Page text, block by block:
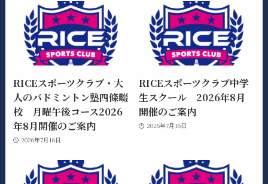
RICEスポーツクラブ・大
人のバドミントン塾四條畷
校 月曜午後コース2026
年8月開催のご案内
2026年7月16日
RICEスポーツクラブ中学
生スクール 2026年8月
開催のご案内
2026年7月16日